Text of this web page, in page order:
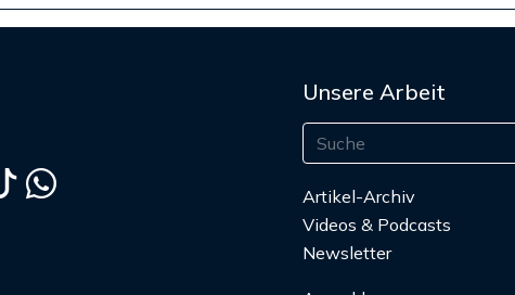
Unsere Arbeit
Artikel-Archiv
Videos & Podcasts
Newsletter